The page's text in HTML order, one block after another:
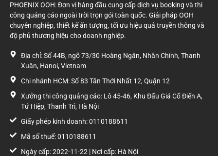
PHOENIX OOH: Đơn vị hàng đầu cung cấp dịch vụ booking và thi
công quảng cáo ngoài trời trọn gói toàn quốc. Giải pháp OOH
chuyên nghiệp, thiết kế ấn tượng, tối ưu hiệu quả truyền thông và
độ phủ thương hiệu cho doanh nghiệp.
Địa chỉ: Số 44B, ngõ 73/30 Hoàng Ngân, Nhân Chính, Thanh
Xuân, Hanoi, Vietnam
Chi nhánh HCM: Số 83 Tân Thới Nhất 12, Quận 12
Xưởng thi công quảng cáo: Lô 45-46, Khu Đấu Giá Cổ Điển A,
Tứ Hiệp, Thanh Trì, Hà Nội
Giấy phép kinh doanh: 0110188611
Mã số thuế: 0110188611
Ngày cấp: 2022-11-22 | Nơi cấp: Hà Nội